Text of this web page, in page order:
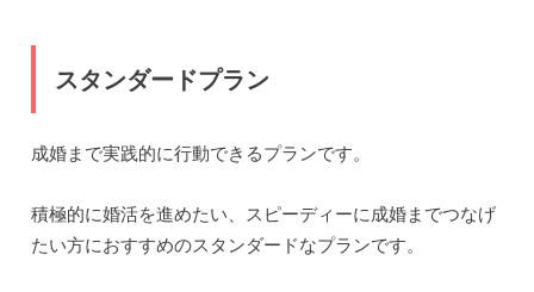
スタンダードプラン
成婚まで実践的に行動できるプランです。
積極的に婚活を進めたい、スピーディーに成婚までつなげ
たい方におすすめのスタンダードなプランです。